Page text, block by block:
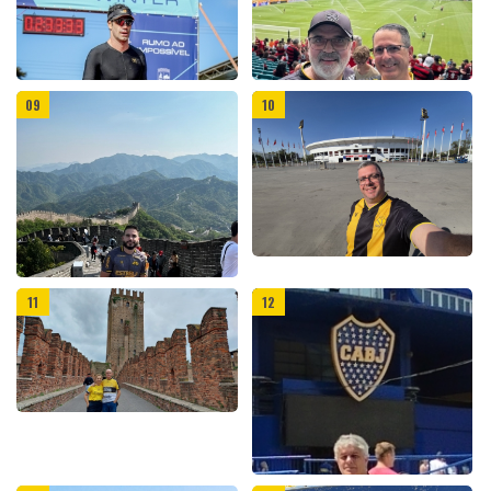
ELENCO
PROFISSIONAL
COMISSÃO
TÉCNICA
COMPETIÇÕES
09 10
11 12